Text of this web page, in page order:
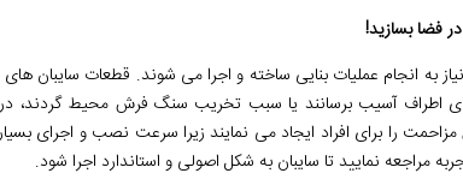
فضا بسازید!
به انجام عملیات بنایی ساخته و اجرا می شوند. قطعات سایبان
اطراف آسیب برسانند یا سبب تخریب سنگ فرش محیط گردند،
را برای افراد ایجاد می نمایند زیرا سرعت نصب و اجرای
مراجعه نمایید تا سایبان به شکل اصولی و استاندارد اجرا شود.